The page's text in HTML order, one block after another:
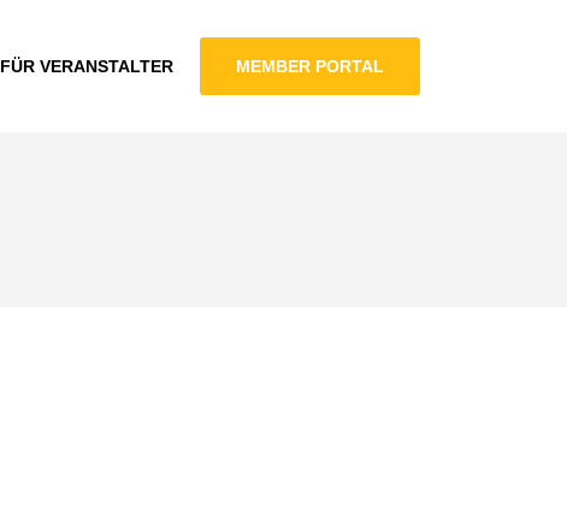
FÜR VERANSTALTER MEMBER PORTAL